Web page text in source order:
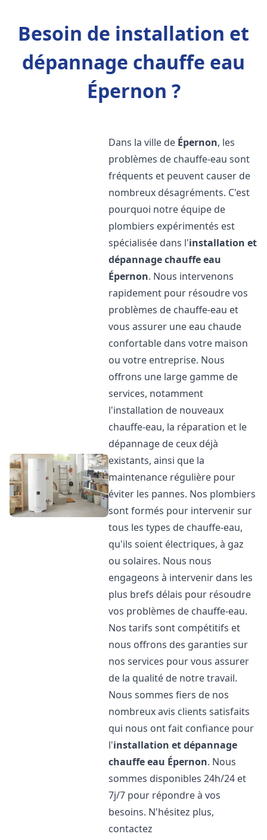
Besoin de installation et
dépannage chauffe eau
Épernon ?
Dans la ville de Épernon, les
problèmes de chauffe-eau sont
fréquents et peuvent causer de
nombreux désagréments. C'est
pourquoi notre équipe de
plombiers expérimentés est
spécialisée dans l'installation et
dépannage chauffe eau
Épernon. Nous intervenons
rapidement pour résoudre vos
problèmes de chauffe-eau et
vous assurer une eau chaude
confortable dans votre maison
ou votre entreprise. Nous
offrons une large gamme de
services, notamment
l'installation de nouveaux
chauffe-eau, la réparation et le
dépannage de ceux déjà
existants, ainsi que la
maintenance régulière pour
éviter les pannes. Nos plombiers
sont formés pour intervenir sur
tous les types de chauffe-eau,
qu'ils soient électriques, à gaz
ou solaires. Nous nous
engageons à intervenir dans les
plus brefs délais pour résoudre
vos problèmes de chauffe-eau.
Nos tarifs sont compétitifs et
nous offrons des garanties sur
nos services pour vous assurer
de la qualité de notre travail.
Nous sommes fiers de nos
nombreux avis clients satisfaits
qui nous ont fait confiance pour
l'installation et dépannage
chauffe eau Épernon. Nous
sommes disponibles 24h/24 et
7j/7 pour répondre à vos
besoins. N'hésitez plus,
contactez